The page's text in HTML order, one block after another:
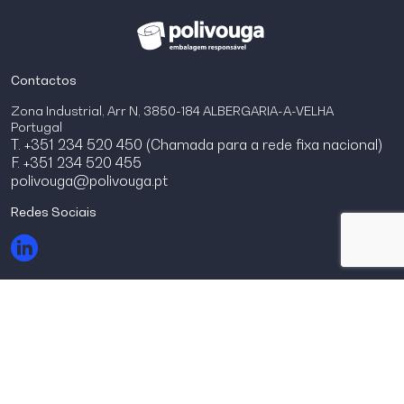
Contactos
Zona Industrial, Arr N, 3850-184 ALBERGARIA-A-VELHA
Portugal
T. +351 234 520 450 (Chamada para a rede fixa nacional)
F. +351 234 520 455
polivouga@polivouga.pt
Redes Sociais